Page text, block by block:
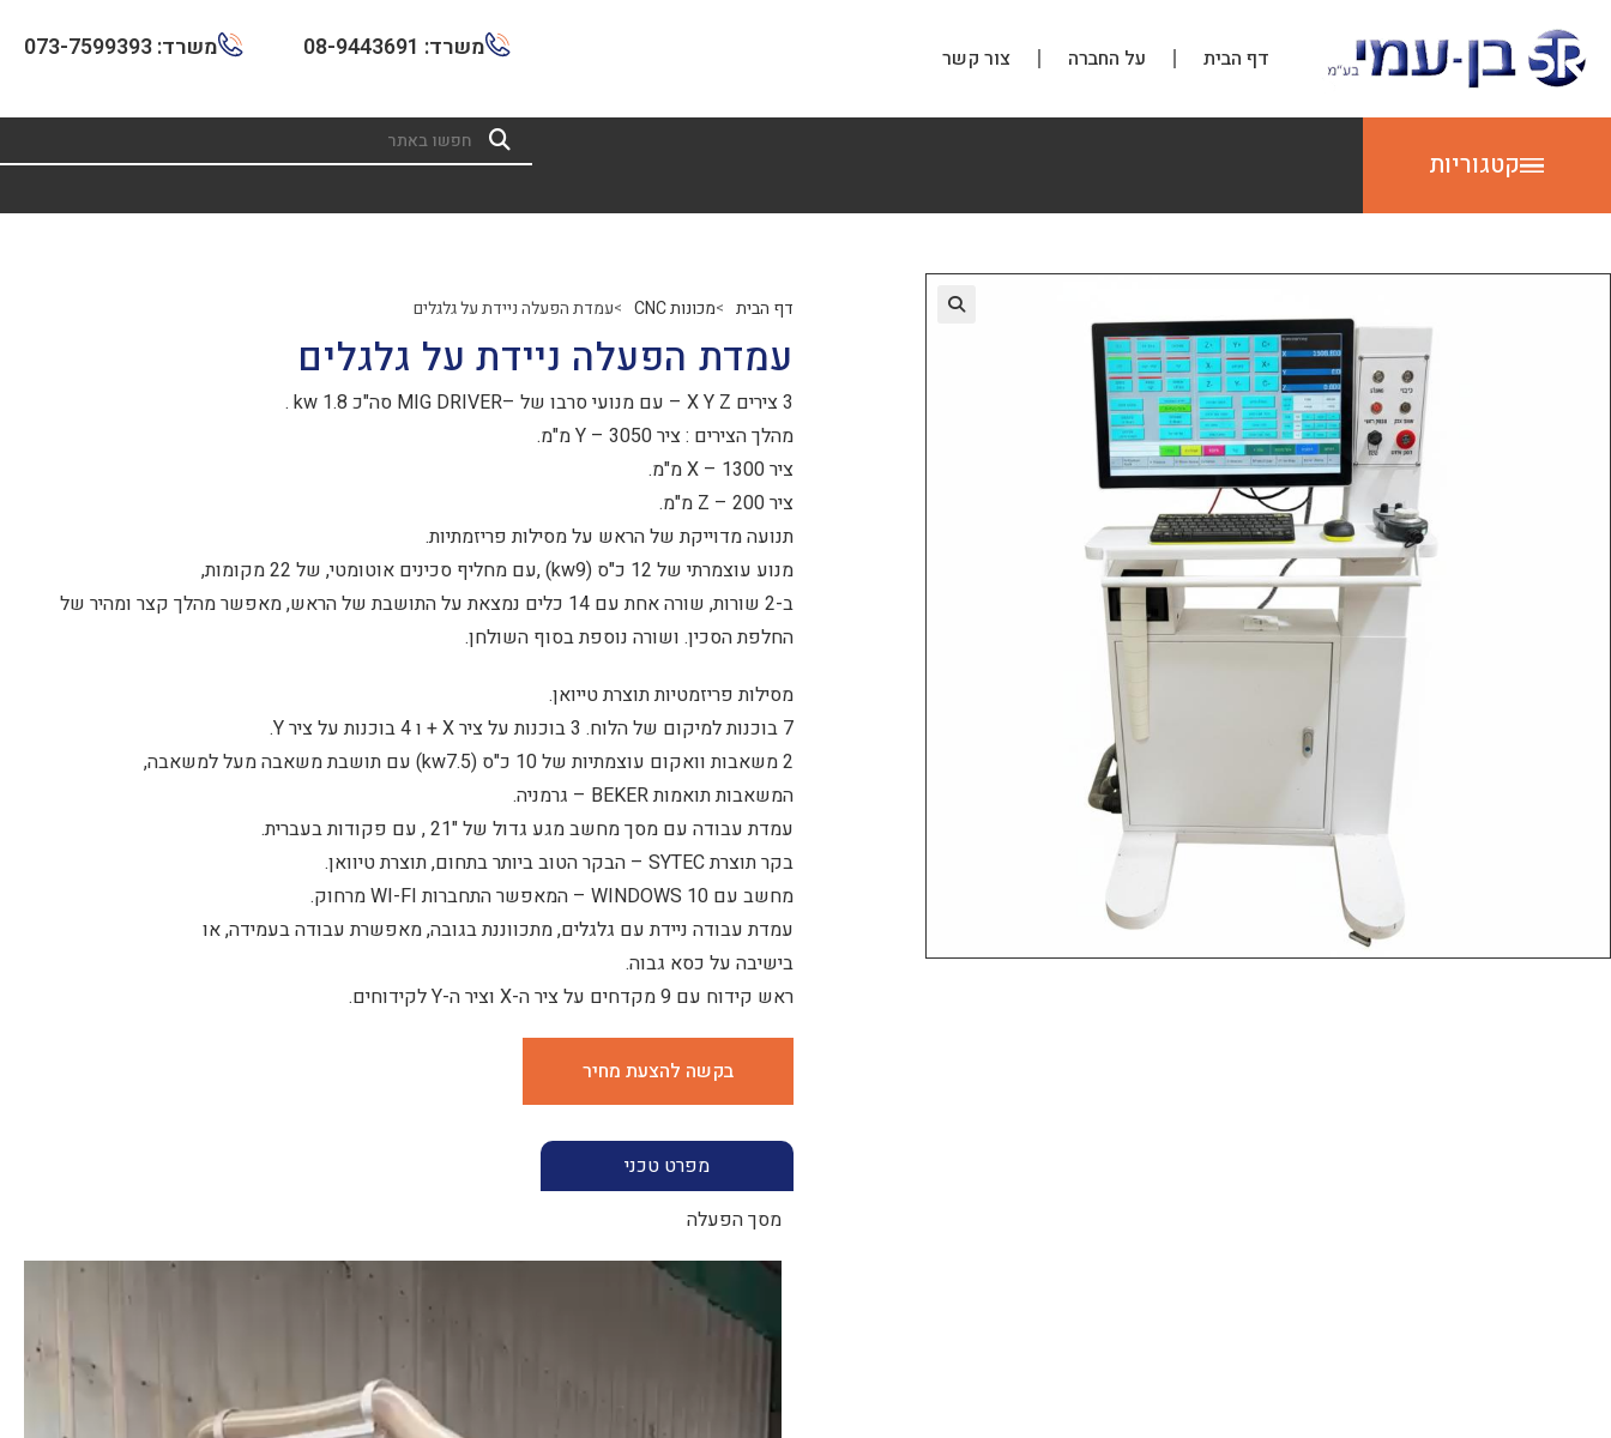
דף הבית על החברה צור קשר משרד: 073-7599393 משרד: 08-9443691
קטגוריות
דף הבית >מכונות CNC >עמדת הפעלה ניידת על גלגלים
עמדת הפעלה ניידת על גלגלים
3 צירים X Y Z – עם מנועי סרבו של –MIG DRIVER סה"כ kw 1.8 .
מהלך הצירים : ציר Y – 3050 מ"מ.
ציר X – 1300 מ"מ.
ציר Z – 200 מ"מ.
תנועה מדוייקת של הראש על מסילות פריזמתיות.
מנוע עוצמרתי של 12 כ"ס (kw9) ,עם מחליף סכינים אוטומטי, של 22 מקומות,
ב-2 שורות, שורה אחת עם 14 כלים נמצאת על התושבת של הראש, מאפשר מהלך קצר ומהיר של
החלפת הסכין. ושורה נוספת בסוף השולחן.
מסילות פריזמטיות תוצרת טייואן.
7 בוכנות למיקום של הלוח. 3 בוכנות על ציר X + ו 4 בוכנות על ציר Y.
2 משאבות וואקום עוצמתיות של 10 כ"ס (kw7.5) עם תושבת משאבה מעל למשאבה,
המשאבות תואמות BEKER – גרמניה.
עמדת עבודה עם מסך מחשב מגע גדול של "21 , עם פקודות בעברית.
בקר תוצרת SYTEC – הבקר הטוב ביותר בתחום, תוצרת טיוואן.
מחשב עם WINDOWS 10 – המאפשר התחברות WI-FI מרחוק.
עמדת עבודה ניידת עם גלגלים, מתכווננת בגובה, מאפשרת עבודה בעמידה, או
בישיבה על כסא גבוה.
ראש קידוח עם 9 מקדחים על ציר ה-X וציר ה-Y לקידוחים.
בקשה להצעת מחיר
מפרט טכני
מסך הפעלה